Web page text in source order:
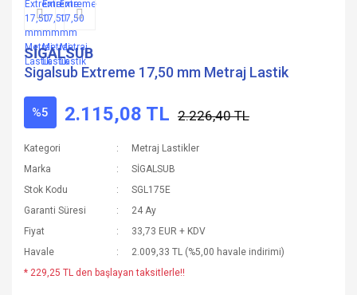
SİGALSUB
Sigalsub Extreme 17,50 mm Metraj Lastik
%5 2.115,08 TL 2.226,40 TL
Kategori
Metraj Lastikler
Marka
SİGALSUB
Stok Kodu
SGL175E
Garanti Süresi
24 Ay
Fiyat
33,73 EUR + KDV
Havale
2.009,33 TL (%5,00 havale indirimi)
* 229,25 TL den başlayan taksitlerle!!